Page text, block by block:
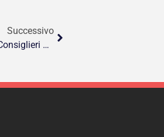
Successivo
Città Metropolitana, Palozzi: “Buon Lavoro Ai Consiglieri Neo Eletti A Palazzo Valentini”